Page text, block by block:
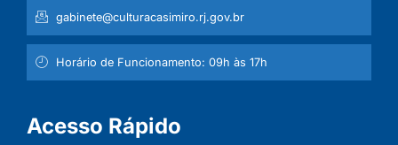
gabinete@culturacasimiro.rj.gov.br
Horário de Funcionamento: 09h às 17h
Acesso Rápido